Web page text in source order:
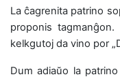
La ĉagrenita patrino
proponis
kelkgutoj da vino por
Dum adiaŭo la